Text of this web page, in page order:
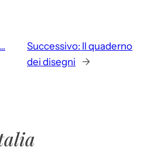
Successivo: Il quaderno
dei disegni
→